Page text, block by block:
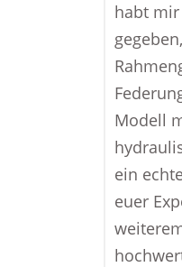
habt
Modell
ein
euer